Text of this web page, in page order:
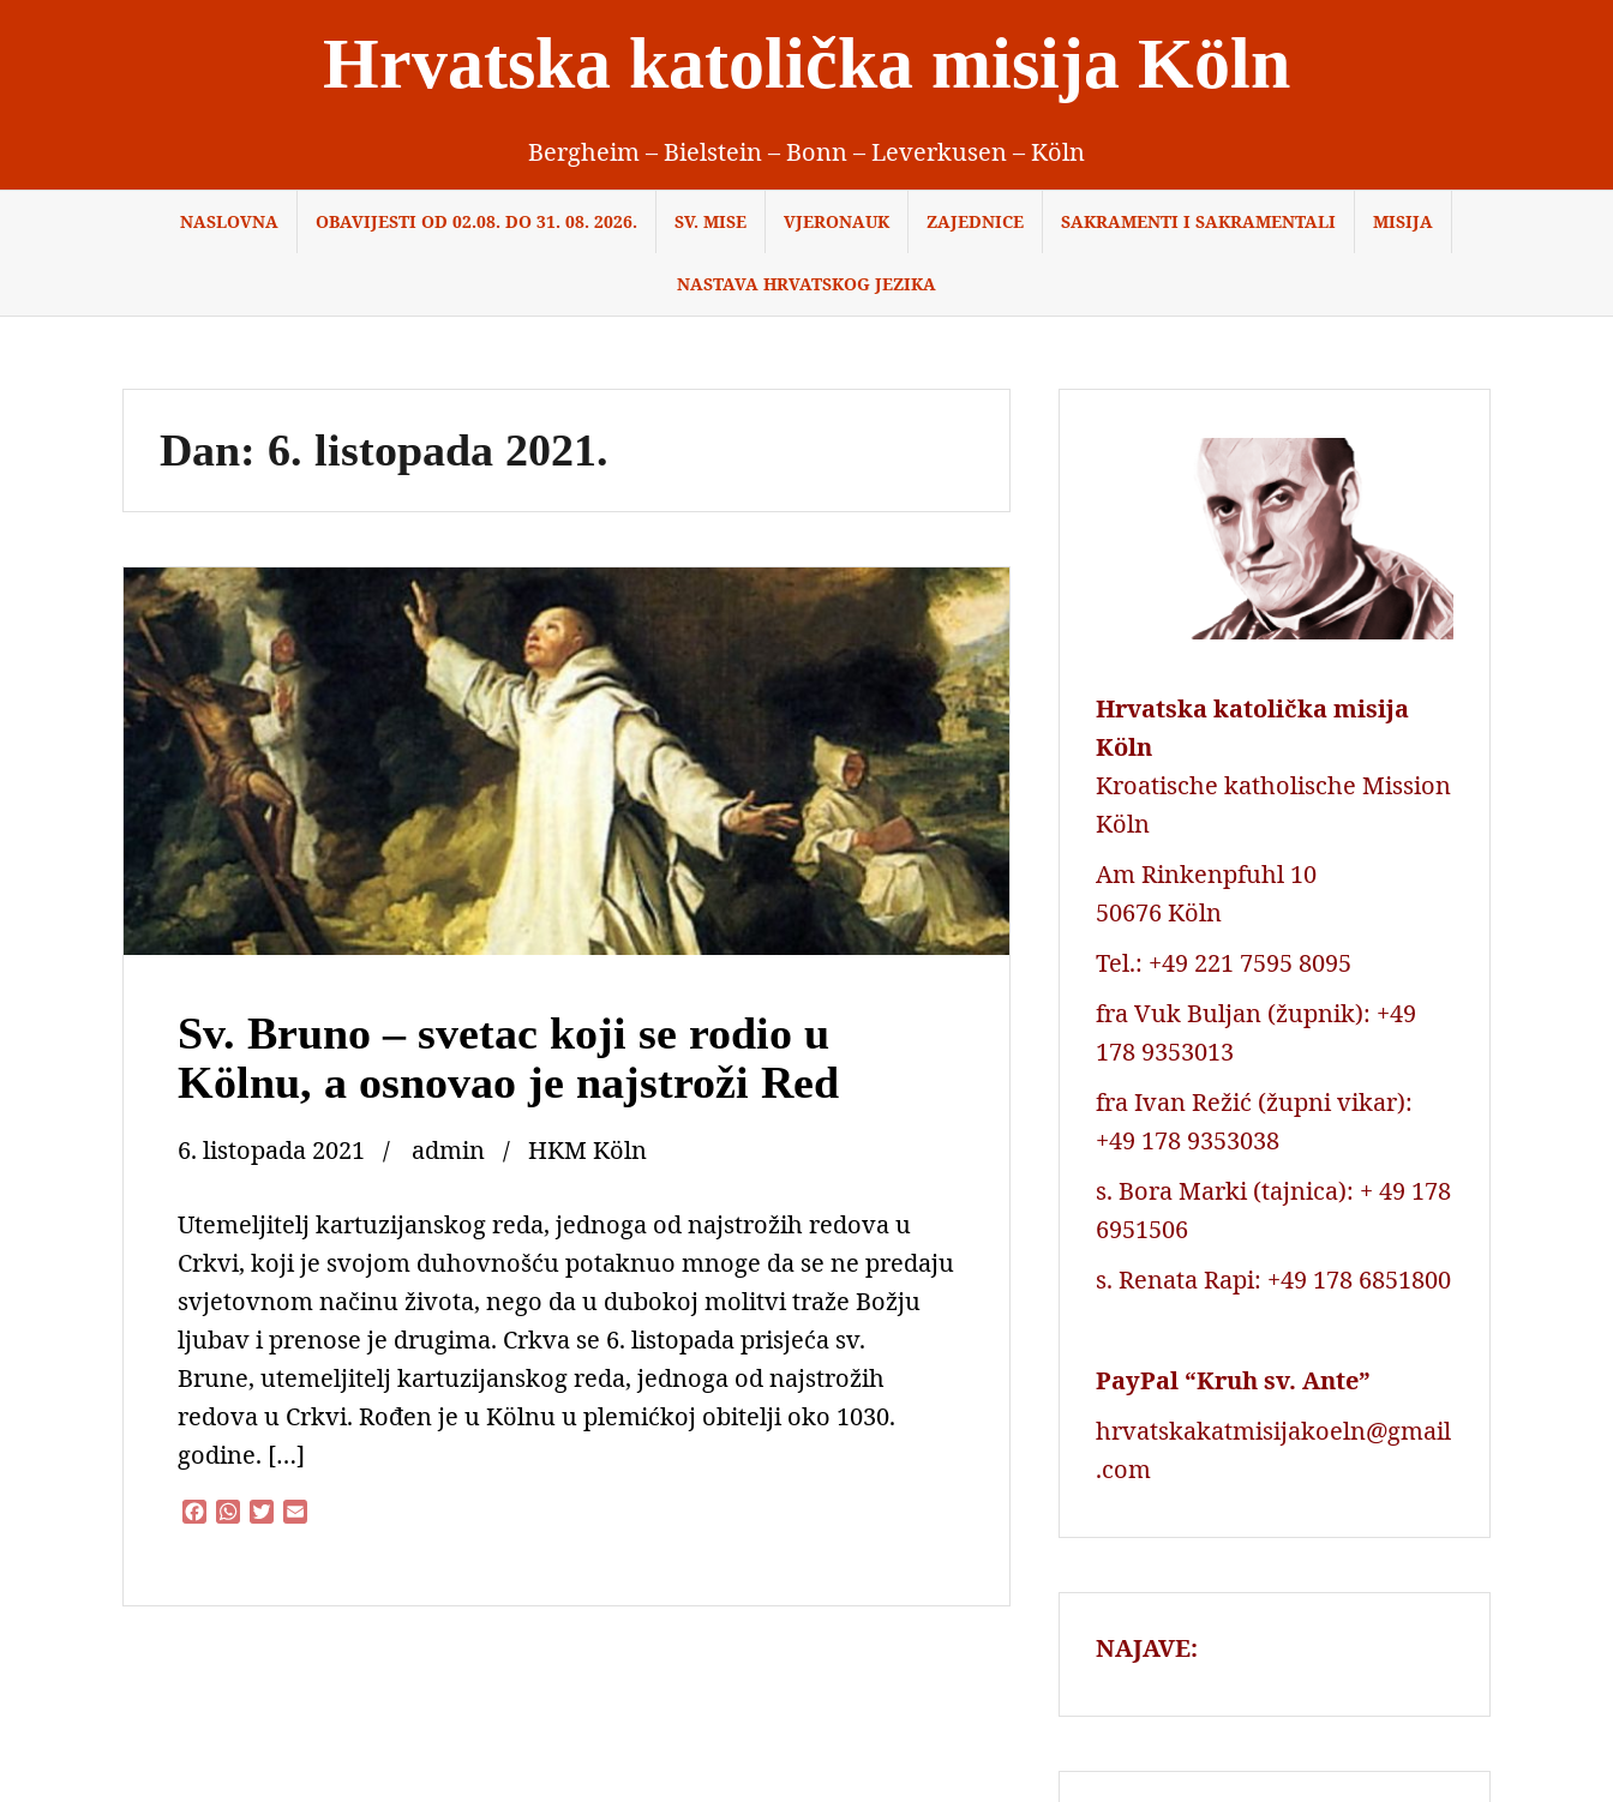
Hrvatska katolička misija Köln
Bergheim – Bielstein – Bonn – Leverkusen – Köln
NASLOVNA OBAVIJESTI OD 02.08. DO 31. 08. 2026. SV. MISE VJERONAUK ZAJEDNICE SAKRAMENTI I SAKRAMENTALI MISIJA
NASTAVA HRVATSKOG JEZIKA
Dan: 6. listopada 2021.
Sv. Bruno – svetac koji se rodio u
Kölnu, a osnovao je najstroži Red
6. listopada 2021 admin HKM Köln
Utemeljitelj kartuzijanskog reda, jednoga od najstrožih redova u
Crkvi, koji je svojom duhovnošću potaknuo mnoge da se ne predaju
svjetovnom načinu života, nego da u dubokoj molitvi traže Božju
ljubav i prenose je drugima. Crkva se 6. listopada prisjeća sv.
Brune, utemeljitelj kartuzijanskog reda, jednoga od najstrožih
redova u Crkvi. Rođen je u Kölnu u plemićkoj obitelji oko 1030.
godine. […]
b
W
s
t
l
Hrvatska katolička misija
Köln
Kroatische katholische Mission
Köln
Am Rinkenpfuhl 10
50676 Köln
Tel.: +49 221 7595 8095
fra Vuk Buljan (župnik): +49
178 9353013
fra Ivan Režić (župni vikar):
+49 178 9353038
s. Bora Marki (tajnica): + 49 178
6951506
s. Renata Rapi: +49 178 6851800
PayPal “Kruh sv. Ante”
hrvatskakatmisijakoeln@gmail
.com
NAJAVE: